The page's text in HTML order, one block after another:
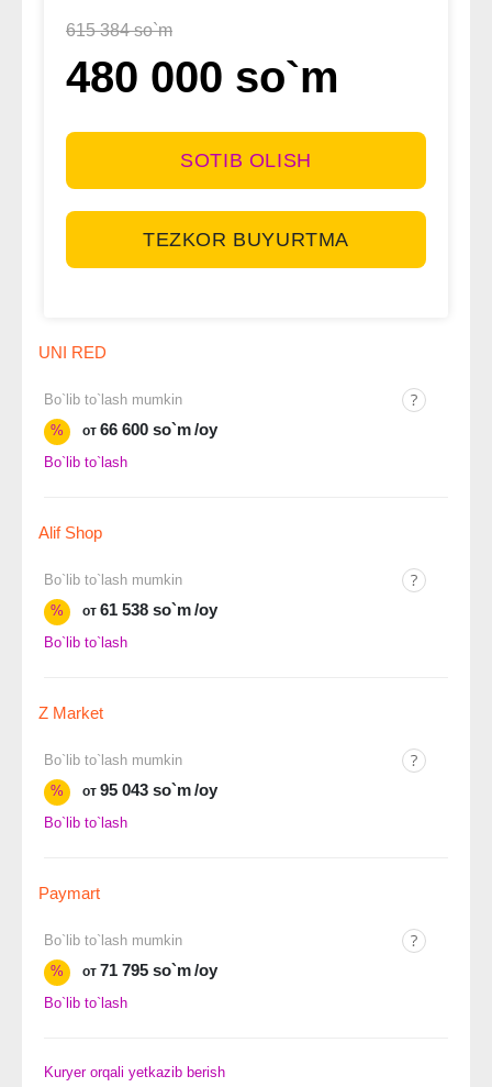
615 384 so`m
480 000 so`m
SOTIB OLISH
TEZKOR BUYURTMA
UNI RED
Bo`lib to`lash mumkin
%
от 66 600 so`m/oy
Bo`lib to`lash
Alif Shop
Bo`lib to`lash mumkin
%
от 61 538 so`m/oy
Bo`lib to`lash
Z Market
Bo`lib to`lash mumkin
%
от 95 043 so`m/oy
Bo`lib to`lash
Paymart
Bo`lib to`lash mumkin
%
от 71 795 so`m/oy
Bo`lib to`lash
Kuryer orqali yetkazib berish